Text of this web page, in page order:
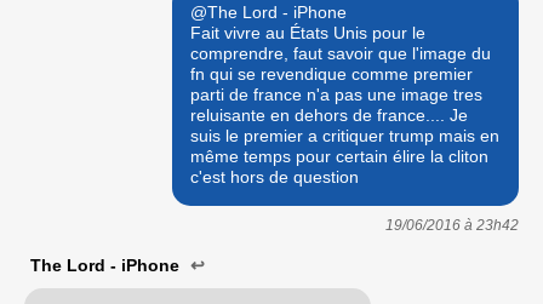
@The Lord - iPhone
Fait vivre au États Unis pour le
comprendre, faut savoir que l'image du
fn qui se revendique comme premier
parti de france n'a pas une image tres
reluisante en dehors de france.... Je
suis le premier a critiquer trump mais en
même temps pour certain élire la cliton
c'est hors de question
19/06/2016 à 23h42
The Lord - iPhone ↩